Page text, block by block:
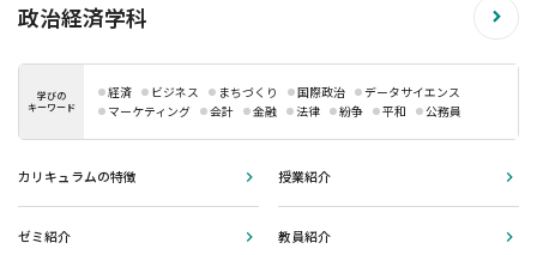
政治経済学科
学びの
キーワード
経済 ビジネス まちづくり 国際政治
データサイエンス
マーケティング
会計 金融 法律 紛争 平和 公務員
カリキュラムの特徴 授業紹介
ゼミ紹介 教員紹介